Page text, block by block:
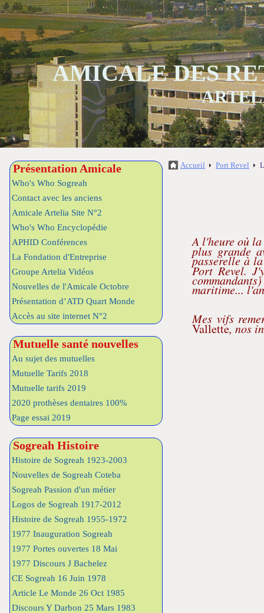
AMICALE DES
Présentation Amicale
Who's Who Sogreah
Contact avec les anciens
Amicale Artelia Site N°2
Who's Who Encyclopédie
APHID Conférences
La Fondation d'Entreprise
Groupe Artelia Vidéos
Nouvelles de l'Amicale Octobre
Présentation d’ATD Quart Monde
Accès au site internet N°2
Mutuelle santé nouvelles
Au sujet des mutuelles
Mutuelle Tarifs 2018
Mutuelle tarifs 2019
2020 prothèses dentaires 100%
Page essai 2019
Sogreah Histoire
Histoire de Sogreah 1923-2003
Nouvelles de Sogreah Coteba
Sogreah Passion d'un métier
Logos de Sogreah 1917-2012
Histoire de Sogreah 1955-1972
1977 Inauguration Sogreah
1977 Portes ouvertes 18 Mai
1977 Discours J Bachelez
CE Sogreah 16 Juin 1978
Article Le Monde 26 Oct 1985
Discours Y Darbon 25 Mars 1983
Accueil Port Revel
A l'heure où
plus grande
passerelle à
Port Revel.
maritime...
Mes vifs
Vallette, nos